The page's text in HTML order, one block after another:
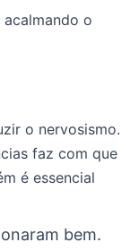
o
o nervosismo.
faz com que
é essencial
bem.